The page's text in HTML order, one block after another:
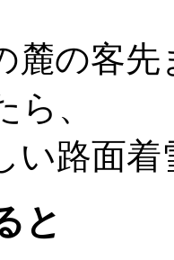
麓の客
ら、
い路面
と